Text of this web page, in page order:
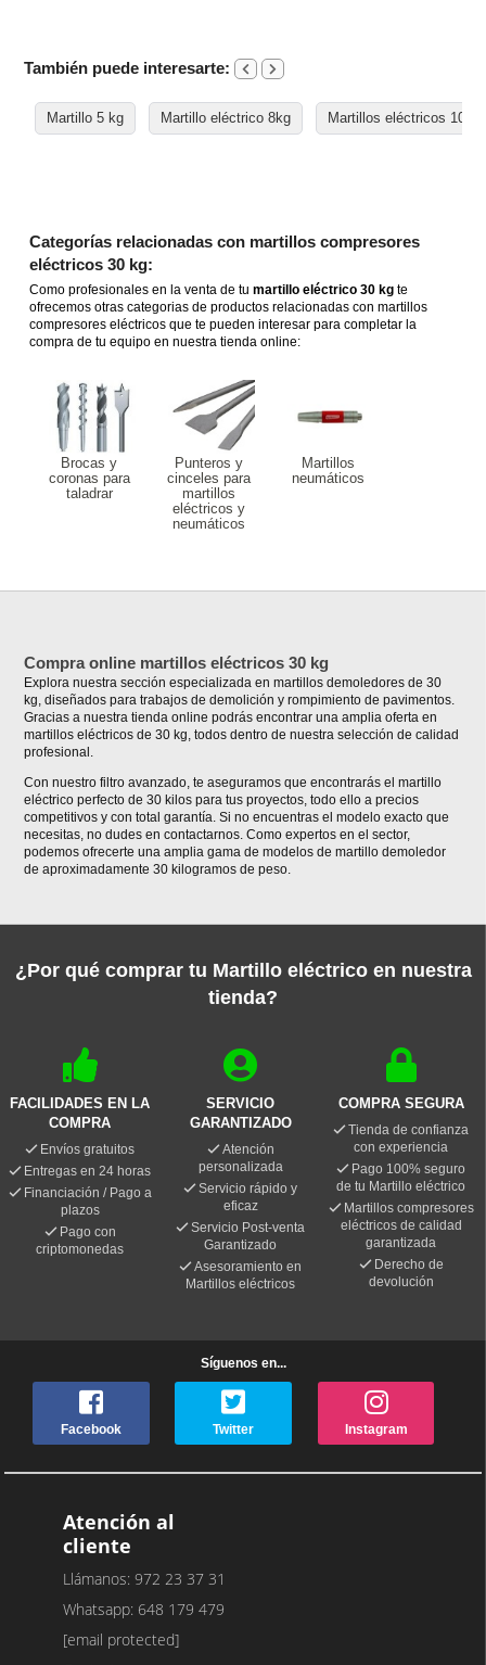
También puede interesarte:
Martillo 5 kg Martillo eléctrico 8kg Martillos eléctricos 10 kg
Categorías relacionadas con martillos compresores
eléctricos 30 kg:
Como profesionales en la venta de tumartillo eléctrico 30 kg te
ofrecemos otras categorias de productos relacionadas con martillos
compresores eléctricos que te pueden interesar para completar la
compra de tu equipo en nuestra tienda online:
Brocas y
coronas para
taladrar
Punteros y
cinceles para
martillos
eléctricos y
neumáticos
Martillos
neumáticos
Compra online martillos eléctricos 30 kg
Explora nuestra sección especializada en martillos demoledores de 30
kg, diseñados para trabajos de demolición y rompimiento de pavimentos.
Gracias a nuestra tienda online podrás encontrar una amplia oferta en
martillos eléctricos de 30 kg, todos dentro de nuestra selección de calidad
profesional.
Con nuestro filtro avanzado, te aseguramos que encontrarás el martillo
eléctrico perfecto de 30 kilos para tus proyectos, todo ello a precios
competitivos y con total garantía. Si no encuentras el modelo exacto que
necesitas, no dudes en contactarnos. Como expertos en el sector,
podemos ofrecerte una amplia gama de modelos de martillo demoledor
de aproximadamente 30 kilogramos de peso.
¿Por qué comprar tu Martillo eléctrico en nuestra
tienda?
FACILIDADES EN LA
COMPRA
Envíos gratuitos
Entregas en 24 horas
Financiación / Pago a
plazos
Pago con
criptomonedas
SERVICIO
GARANTIZADO
Atención
personalizada
Servicio rápido y
eficaz
Servicio Post-venta
Garantizado
Asesoramiento en
Martillos eléctricos
COMPRA SEGURA
Tienda de confianza
con experiencia
Pago 100% seguro
de tu Martillo eléctrico
Martillos compresores
eléctricos de calidad
garantizada
Derecho de
devolución
Síguenos en...
Facebook Twitter Instagram
Atención al
cliente
Llámanos: 972 23 37 31
Whatsapp: 648 179 479
[email protected]